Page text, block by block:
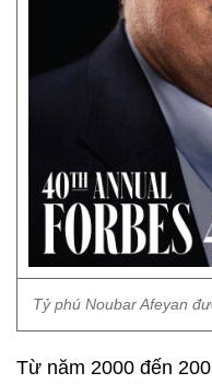
Tỷ phú Noubar Afeyan
Từ năm 2000 đến